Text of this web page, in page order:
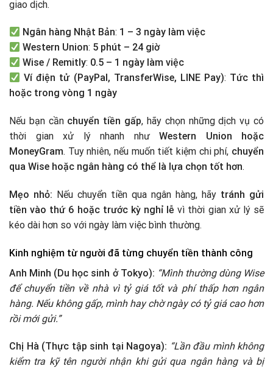
giao dịch.
Ngân hàng Nhật Bản: 1 – 3 ngày làm việc
Western Union: 5 phút – 24 giờ
Wise / Remitly: 0.5 – 1 ngày làm việc
Ví điện tử (PayPal, TransferWise, LINE Pay): Tức thì
hoặc trong vòng 1 ngày
Nếu bạn cần chuyển tiền gấp, hãy chọn những dịch vụ có
thời gian xử lý nhanh như Western Union hoặc
MoneyGram. Tuy nhiên, nếu muốn tiết kiệm chi phí, chuyển
qua Wise hoặc ngân hàng có thể là lựa chọn tốt hơn.
Mẹo nhỏ: Nếu chuyển tiền qua ngân hàng, hãy tránh gửi
tiền vào thứ 6 hoặc trước kỳ nghỉ lễ vì thời gian xử lý sẽ
kéo dài hơn so với ngày làm việc bình thường.
Kinh nghiệm từ người đã từng chuyển tiền thành công
Anh Minh (Du học sinh ở Tokyo): “Mình thường dùng Wise
để chuyển tiền về nhà vì tỷ giá tốt và phí thấp hơn ngân
hàng. Nếu không gấp, mình hay chờ ngày có tỷ giá cao hơn
rồi mới gửi.”
Chị Hà (Thực tập sinh tại Nagoya): “Lần đầu mình không
kiểm tra kỹ tên người nhận khi gửi qua ngân hàng và bị